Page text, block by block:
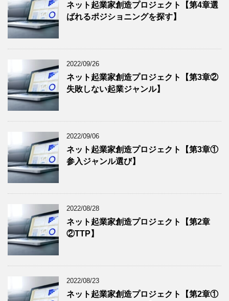
ネット起業家創造プロジェクト【第4章選
ばれるポジショニングを探す】
2022/09/26
ネット起業家創造プロジェクト【第3章②
失敗しない起業ジャンル】
2022/09/06
ネット起業家創造プロジェクト【第3章①
参入ジャンル選び】
2022/08/28
ネット起業家創造プロジェクト【第2章
②TTP】
2022/08/23
ネット起業家創造プロジェクト【第2章①